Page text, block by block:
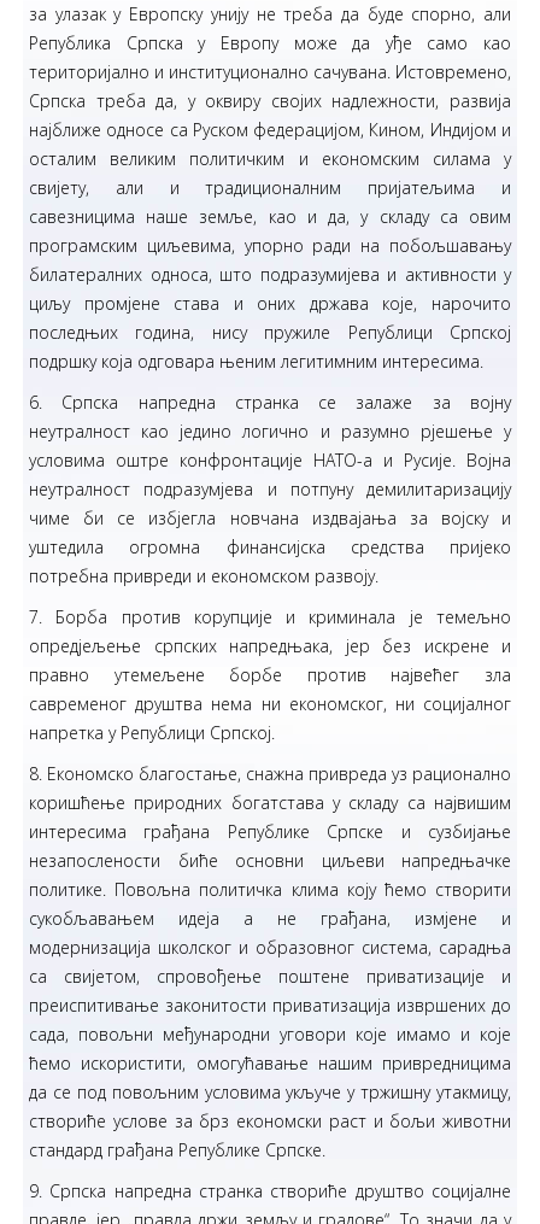
за улазак у Европску унију не треба да буде спорно, али
Република Српска у Европу може да уђе само као
територијално и институционално сачувана. Истовремено,
Српска треба да, у оквиру својих надлежности, развија
најближе односе са Руском федерацијом, Кином, Индијом и
осталим великим политичким и економским силама у
свијету, али и традиционалним пријатељима и
савезницима наше земље, као и да, у складу са овим
програмским циљевима, упорно ради на побољшавању
билатералних односа, што подразумијева и активности у
циљу промјене става и оних држава које, нарочито
последњих година, нису пружиле Републици Српској
подршку која одговара њеним легитимним интересима.
6. Српска напредна странка се залаже за војну
неутралност као једино логично и разумно рјешење у
условима оштре конфронтације НАТО-а и Русије. Војна
неутралност подразумјева и потпуну демилитаризацију
чиме би се избјегла новчана издвајања за војску и
уштедила огромна финансијска средства пријеко
потребна привреди и економском развоју.
7. Борба против корупције и криминала је темељно
опредјељење српских напредњака, јер без искрене и
правно утемељене борбе против највећег зла
савременог друштва нема ни економског, ни социјалног
напретка у Републици Српској.
8. Економско благостање, снажна привреда уз рационално
коришћење природних богатстава у складу са највишим
интересима грађана Републике Српске и сузбијање
незапослености биће основни циљеви напредњачке
политике. Повољна политичка клима коју ћемо створити
сукобљавањем идеја а не грађана, измјене и
модернизација школског и образовног система, сарадња
са свијетом, спровођење поштене приватизације и
преиспитивање законитости приватизација извршених до
сада, повољни међународни уговори које имамо и које
ћемо искористити, омогућавање нашим привредницима
да се под повољним условима укључе у тржишну утакмицу,
створиће услове за брз економски раст и бољи животни
стандард грађана Републике Српске.
9. Српска напредна странка створиће друштво социјалне
правде, јер „правда држи земљу и градове“. То значи да у